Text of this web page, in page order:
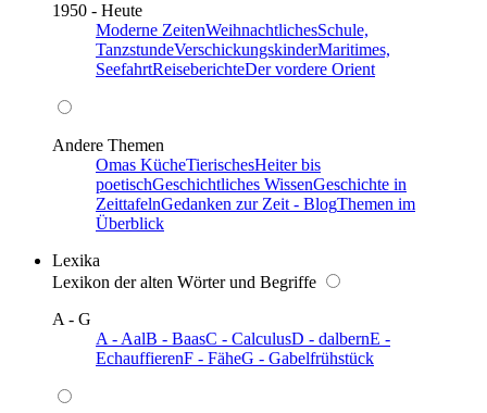
1950 - Heute
Moderne ZeitenWeihnachtlichesSchule,
TanzstundeVerschickungskinderMaritimes,
SeefahrtReiseberichteDer vordere Orient
Andere Themen
Omas KücheTierischesHeiter bis
poetischGeschichtliches WissenGeschichte in
ZeittafelnGedanken zur Zeit - BlogThemen im
Überblick
Lexika
Lexikon der alten Wörter und Begriffe
A - G
A - AalB - BaasC - CalculusD - dalbernE -
EchauffierenF - FäheG - Gabelfrühstück